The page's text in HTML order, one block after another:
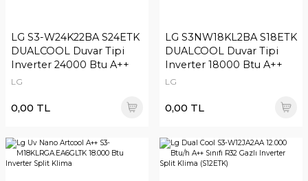
LG S3-W24K22BA S24ETK
DUALCOOL Duvar Tipi
Inverter 24000 Btu A++
Enerji Split Klima BEYAZ
LG
0,00 TL
LG S3NW18KL2BA S18ETK
DUALCOOL Duvar Tipi
Inverter 18000 Btu A++
Enerji Split Klima BEYAZ
LG
0,00 TL